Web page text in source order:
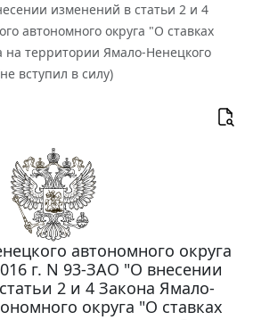
изменений в статьи 2 и 4
автономного округа "О ставках
на территории Ямало-Ненецкого
вступил в силу)
автономного округа
г. N 93-ЗАО "О внесении
2 и 4 Закона Ямало-
округа "О ставках